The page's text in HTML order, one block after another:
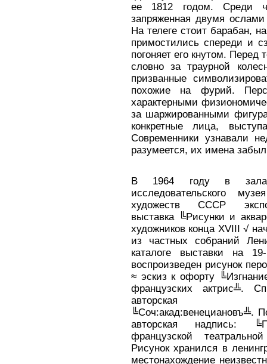
ее 1812 годом. Среди
запряженная двумя
На телеге стоит барабан,
примостились спереди и
погоняет его кнутом. Перед
словно за траурной
призванные
похожие на фурий.
характерными
за шаржированными
конкретные лица,
Современники узнавали
разумеется, их имена
В 1964 году в
исследовательского
художеств СССР
выставка ╚Рисунки и
художников конца XVIII √
из частных собраний
каталоге выставки на
воспроизведен рисунок
≈ эскиз к офорту
французских актрис╩.
авторская
╚Соч:акад:венециановъ╩.
авторская надпись:
французской
Рисунок хранился в
местонахождение